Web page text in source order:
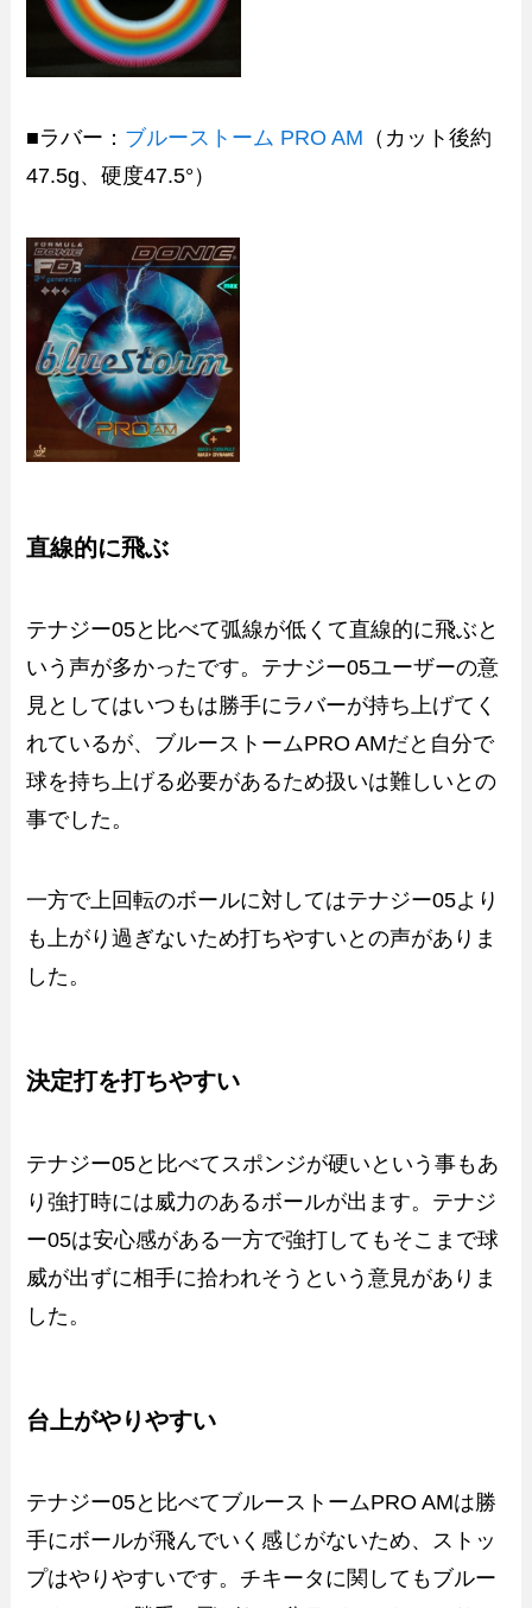
■ラバー： ブルーストーム PRO AM （カット後約
47.5g、硬度47.5°）
直線的に飛ぶ
テナジー05と比べて弧線が低くて直線的に飛ぶと
いう声が多かったです。テナジー05ユーザーの意
見としてはいつもは勝手にラバーが持ち上げてく
れているが、ブルーストームPRO AMだと自分で
球を持ち上げる必要があるため扱いは難しいとの
事でした。
一方で上回転のボールに対してはテナジー05より
も上がり過ぎないため打ちやすいとの声がありま
した。
決定打を打ちやすい
テナジー05と比べてスポンジが硬いという事もあ
り強打時には威力のあるボールが出ます。テナジ
ー05は安心感がある一方で強打してもそこまで球
威が出ずに相手に拾われそうという意見がありま
した。
台上がやりやすい
テナジー05と比べてブルーストームPRO AMは勝
手にボールが飛んでいく感じがないため、ストッ
プはやりやすいです。チキータに関してもブルー